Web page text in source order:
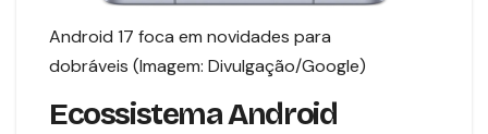
Android 17 foca em novidades para
dobráveis (Imagem: Divulgação/Google)
Ecossistema Android